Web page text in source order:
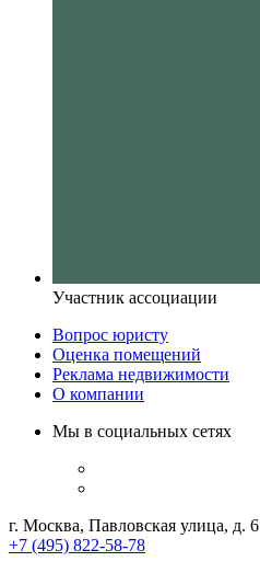
Участник ассоциации
Вопрос юристу
Оценка помещений
Реклама недвижимости
О компании
Мы в социальных сетях
г. Москва, Павловская улица, д. 6
+7 (495) 822-58-78